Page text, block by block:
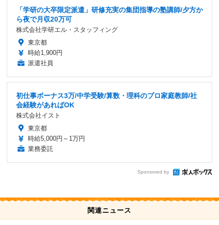
「学研の大卒限定派遣」研修充実の集団指導の塾講師/夕方か
ら夜で月収20万可
株式会社学研エル・スタッフィング
東京都
時給1,900円
派遣社員
初仕事ボーナス3万/中学受験/算数・理科のプロ家庭教師/社
会経験があればOK
株式会社イスト
東京都
時給5,000円～1万円
業務委託
Sponsored by
関連ニュース